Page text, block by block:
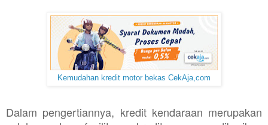
Kemudahan kredit motor bekas CekAja,com
Dalam pengertiannya, kredit kendaraan merupakan